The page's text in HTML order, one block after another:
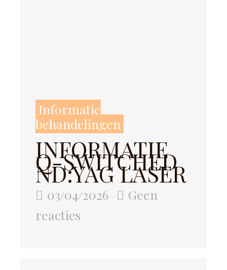
Informatie
behandelingen
INFORMATIE
Q-SWITCHED
ND:YAG LASER
03/04/2026
Geen
reacties